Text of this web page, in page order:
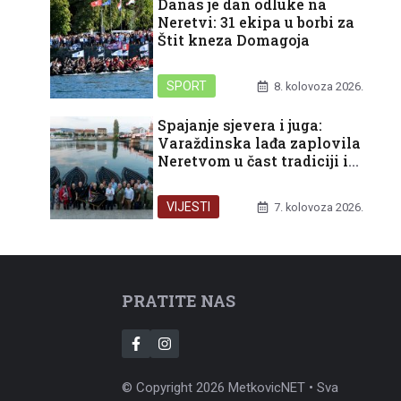
Danas je dan odluke na
Neretvi: 31 ekipa u borbi za
Štit kneza Domagoja
SPORT 8. kolovoza 2026.
Spajanje sjevera i juga:
Varaždinska lađa zaplovila
Neretvom u čast tradiciji i
VIJESTI 7. kolovoza 2026.
PRATITE NAS
© Copyright 2026 MetkovicNET • Sva